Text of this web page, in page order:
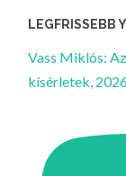
LEGFRISSEBB
Vass Miklós:
kísérletek,